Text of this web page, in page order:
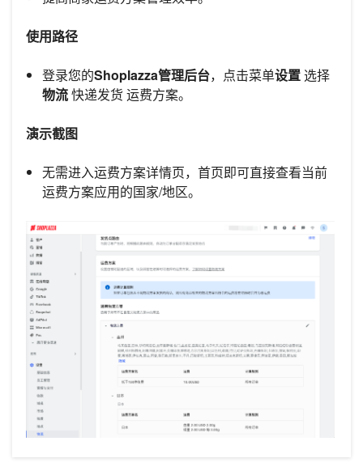
使用路径
登录您的Shoplazza管理后台，点击菜单设置选择
物流快递发货 运费方案。
演示截图
无需进入运费方案详情页，首页即可直接查看当前
运费方案应用的国家/地区。